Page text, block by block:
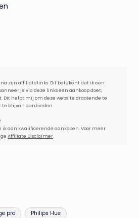
zijn affiliatelinks. Dit betekent dat ik een
je via deze links een aankoop doet,
Dit helpt mij om deze website draaiende te
blijven aanbieden.
ik aan kwalificerende aankopen. Voor meer
Affiliate Disclaimer.
pro Philips Hue